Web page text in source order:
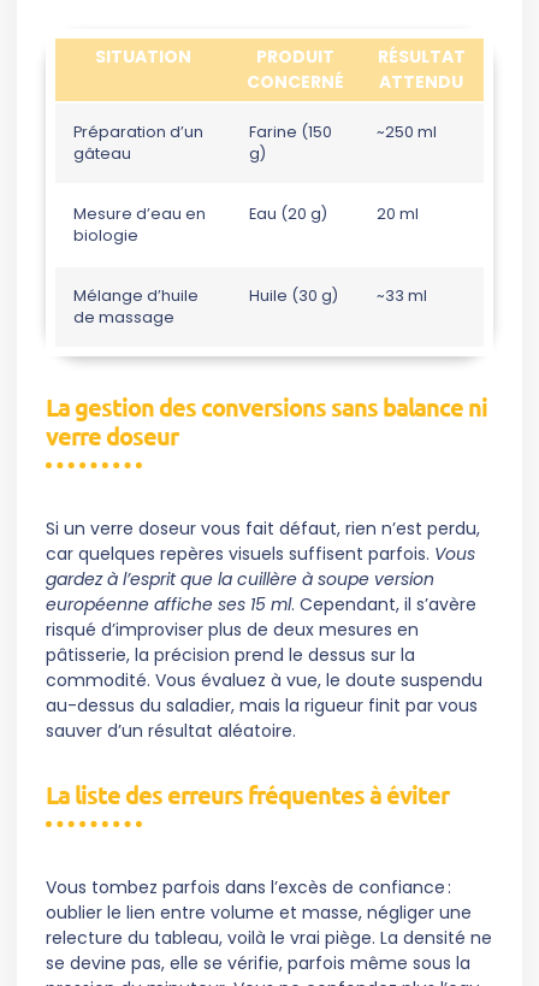
SITUATION
PRODUIT
CONCERNÉ
RÉSULTAT
ATTENDU
Préparation d’un
gâteau
Farine (150
g)
~250 ml
Mesure d’eau en
biologie
Eau (20 g) 20 ml
Mélange d’huile
de massage
Huile (30 g) ~33 ml
La gestion des conversions sans balance ni
verre doseur
Si un verre doseur vous fait défaut, rien n’est perdu,
car quelques repères visuels suffisent parfois. Vous
gardez à l’esprit que la cuillère à soupe version
européenne affiche ses 15 ml. Cependant, il s’avère
risqué d’improviser plus de deux mesures en
pâtisserie, la précision prend le dessus sur la
commodité. Vous évaluez à vue, le doute suspendu
au-dessus du saladier, mais la rigueur finit par vous
sauver d’un résultat aléatoire.
La liste des erreurs fréquentes à éviter
Vous tombez parfois dans l’excès de confiance :
oublier le lien entre volume et masse, négliger une
relecture du tableau, voilà le vrai piège. La densité ne
se devine pas, elle se vérifie, parfois même sous la